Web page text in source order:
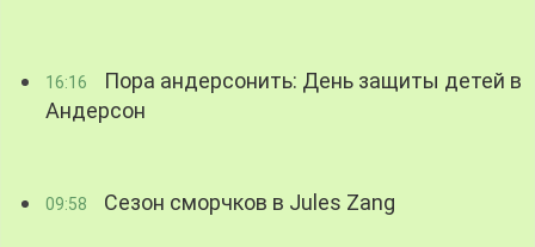
16:16
Пора андерсонить: День защиты детей в
Андерсон
09:58 Сезон сморчков в Jules Zang